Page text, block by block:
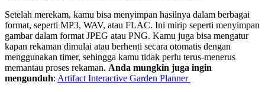
Setelah merekam, kamu bisa menyimpan hasilnya dalam berbagai
format, seperti MP3, WAV, atau FLAC. Ini mirip seperti menyimpan
gambar dalam format JPEG atau PNG. Kamu juga bisa mengatur
kapan rekaman dimulai atau berhenti secara otomatis dengan
menggunakan timer, sehingga kamu tidak perlu terus-menerus
memantau proses rekaman. Anda mungkin juga ingin
mengunduh: Artifact Interactive Garden Planner